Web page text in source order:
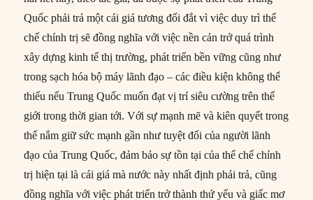
Quốc phải trả một cái giá tương đối đắt vì việc duy trì thể
chế chính trị sẽ đồng nghĩa với việc nền cản trở quá trình
xây dựng kinh tế thị trường, phát triển bền vững cũng như
trong sạch hóa bộ máy lãnh đạo – các điều kiện không thể
thiếu nếu Trung Quốc muốn đạt vị trí siêu cường trên thế
giới trong thời gian tới. Với sự mạnh mẽ và kiên quyết trong
thế nắm giữ sức mạnh gần như tuyệt đối của người lãnh
đạo của Trung Quốc, đảm bảo sự tồn tại của thể chế chính
trị hiện tại là cái giá mà nước này nhất định phải trả, cũng
đồng nghĩa với việc phát triển trở thành thứ yếu và giấc mơ